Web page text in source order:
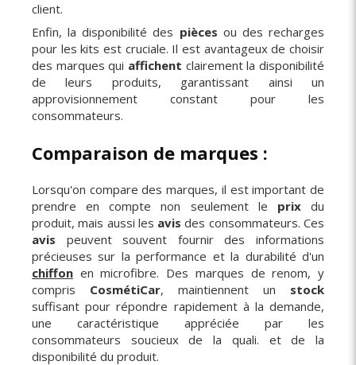
client.
Enfin, la disponibilité des pièces ou des recharges
pour les kits est cruciale. Il est avantageux de choisir
des marques qui affichent clairement la disponibilité
de leurs produits, garantissant ainsi un
approvisionnement constant pour les
consommateurs.
Comparaison de marques :
Lorsqu'on compare des marques, il est important de
prendre en compte non seulement le prixdu
produit, mais aussi les avis des consommateurs. Ces
avis peuvent souvent fournir des informations
précieuses sur la performance et la durabilité d'un
chiffon en microfibre. Des marques de renom, y
compris CosmétiCar, maintiennent un stock
suffisant pour répondre rapidement à la demande,
une caractéristique appréciée par les
consommateurs soucieux de la quali. et de la
disponibilité du produit.